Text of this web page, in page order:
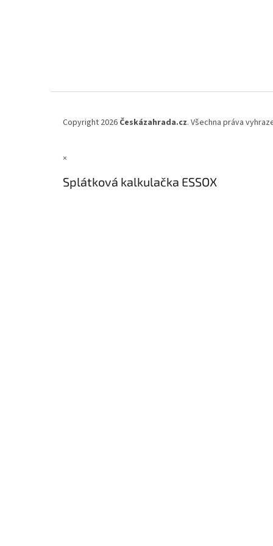
Copyright 2026 Českázahrada.cz. Všechna práva
×
Splátková kalkulačka ESSOX